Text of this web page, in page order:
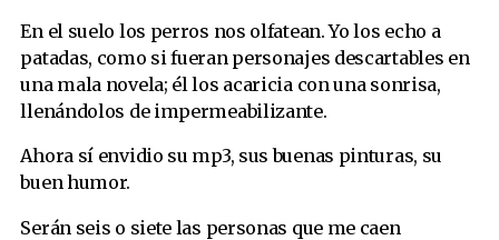
En el suelo los perros nos olfatean. Yo los echo a
patadas, como si fueran personajes descartables en
una mala novela; él los acaricia con una sonrisa,
llenándolos de impermeabilizante.
Ahora sí envidio su mp3, sus buenas pinturas, su
buen humor.
Serán seis o siete las personas que me caen